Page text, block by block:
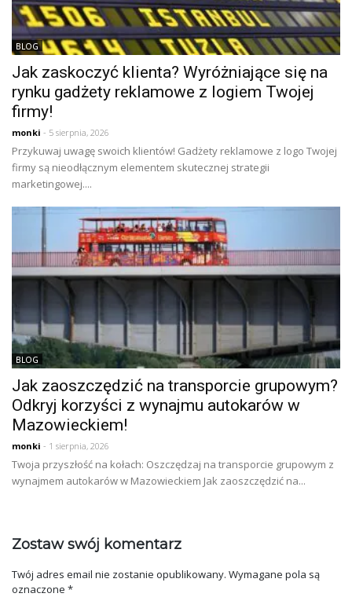
BLOG
Jak zaskoczyć klienta? Wyróżniające się na
rynku gadżety reklamowe z logiem Twojej
firmy!
monki - 5 sierpnia, 2026
Przykuwaj uwagę swoich klientów! Gadżety reklamowe z logo Twojej
firmy są nieodłącznym elementem skutecznej strategii
marketingowej....
BLOG
Jak zaoszczędzić na transporcie grupowym?
Odkryj korzyści z wynajmu autokarów w
Mazowieckiem!
monki - 1 sierpnia, 2026
Twoja przyszłość na kołach: Oszczędzaj na transporcie grupowym z
wynajmem autokarów w Mazowieckiem Jak zaoszczędzić na...
Zostaw swój komentarz
Twój adres email nie zostanie opublikowany. Wymagane pola są
oznaczone *